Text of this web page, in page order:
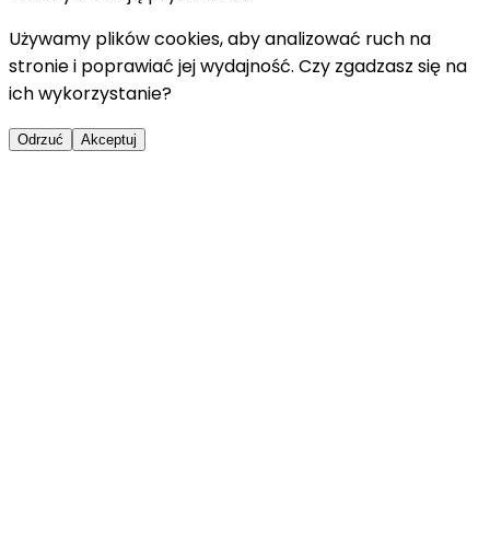
Używamy plików cookies, aby analizować ruch na
stronie i poprawiać jej wydajność. Czy zgadzasz się na
ich wykorzystanie?
Odrzuć Akceptuj